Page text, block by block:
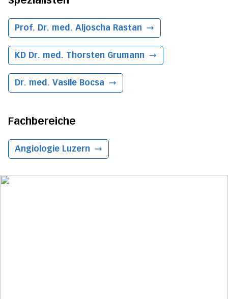
Prof. Dr. med. Aljoscha Rastan
KD Dr. med. Thorsten Grumann
Dr. med. Vasile Bocsa
Fachbereiche
Angiologie Luzern